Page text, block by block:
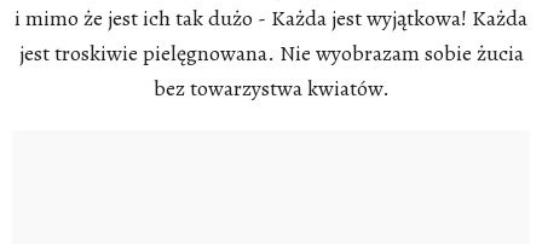
i mimo że jest ich tak dużo - Każda jest wyjątkowa! Każda
jest troskiwie pielęgnowana. Nie wyobrazam sobie żucia
bez towarzystwa kwiatów.